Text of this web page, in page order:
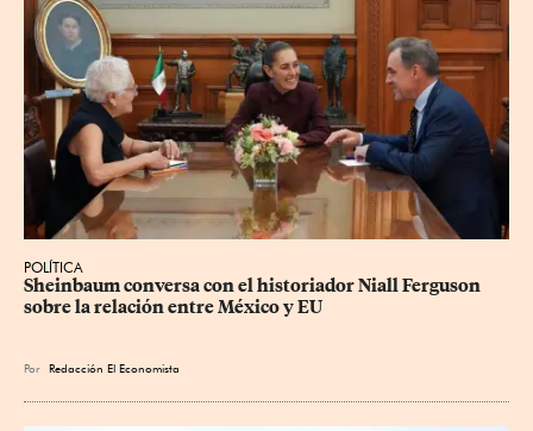
POLÍTICA
Sheinbaum conversa con el historiador Niall Ferguson
sobre la relación entre México y EU
Por Redacción El Economista